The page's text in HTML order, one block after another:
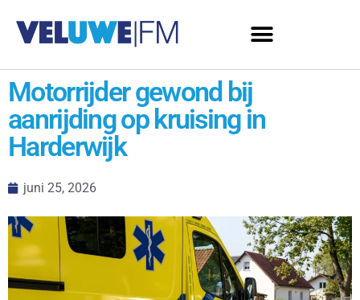
Motorrijder gewond bij
aanrijding op kruising in
Harderwijk
juni 25, 2026